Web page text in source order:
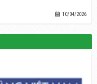
10/04/2026